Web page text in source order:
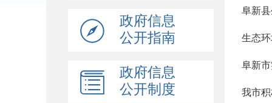
政府信息
公开指南
政府信息
公开制度
阜新
生态
阜新
我市